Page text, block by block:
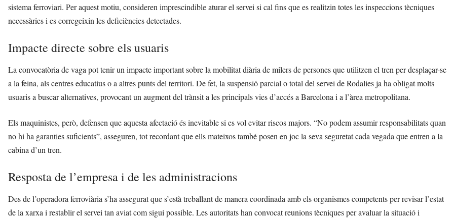
sistema ferroviari. Per aquest motiu, consideren imprescindible aturar el servei si cal fins que es realitzin totes les inspeccions tècniques
necessàries i es corregeixin les deficiències detectades.
Impacte directe sobre els usuaris
La convocatòria de vaga pot tenir un impacte important sobre la mobilitat diària de milers de persones que utilitzen el tren per desplaçar-se
a la feina, als centres educatius o a altres punts del territori. De fet, la suspensió parcial o total del servei de Rodalies ja ha obligat molts
usuaris a buscar alternatives, provocant un augment del trànsit a les principals vies d’accés a Barcelona i a l’àrea metropolitana.
Els maquinistes, però, defensen que aquesta afectació és inevitable si es vol evitar riscos majors. “No podem assumir responsabilitats quan
no hi ha garanties suficients”, asseguren, tot recordant que ells mateixos també posen en joc la seva seguretat cada vegada que entren a la
cabina d’un tren.
Resposta de l’empresa i de les administracions
Des de l’operadora ferroviària s’ha assegurat que s’està treballant de manera coordinada amb els organismes competents per revisar l’estat
de la xarxa i restablir el servei tan aviat com sigui possible. Les autoritats han convocat reunions tècniques per avaluar la situació i